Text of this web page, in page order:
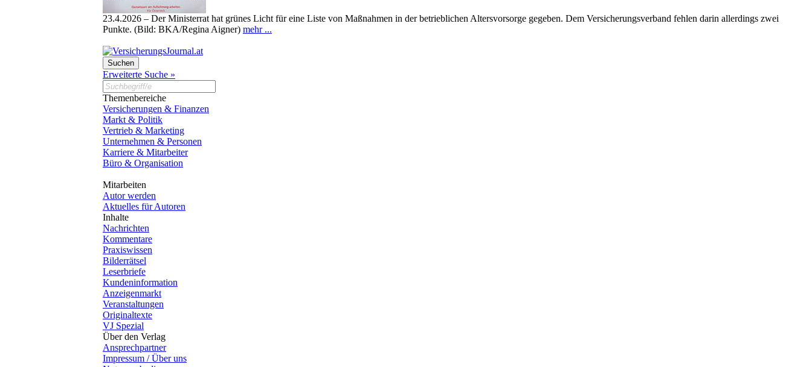
23.4.2026 – Der Ministerrat hat grünes Licht für eine Liste von Maßnahmen in der betrieblichen Altersvorsorge gegeben. Dem Versicherungsverband fehlen darin allerdings zwei
Punkte. (Bild: BKA/Regina Aigner) mehr ...
Erweiterte Suche »
Themenbereiche
Versicherungen & Finanzen
Markt & Politik
Vertrieb & Marketing
Unternehmen & Personen
Karriere & Mitarbeiter
Büro & Organisation
Mitarbeiten
Autor werden
Aktuelles für Autoren
Inhalte
Nachrichten
Kommentare
Praxiswissen
Bilderrätsel
Leserbriefe
Kundeninformation
Anzeigenmarkt
Veranstaltungen
Originaltexte
VJ Spezial
Über den Verlag
Ansprechpartner
Impressum / Über uns